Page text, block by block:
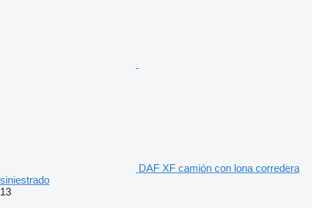
DAF XF camión con lona corredera
siniestrado
13